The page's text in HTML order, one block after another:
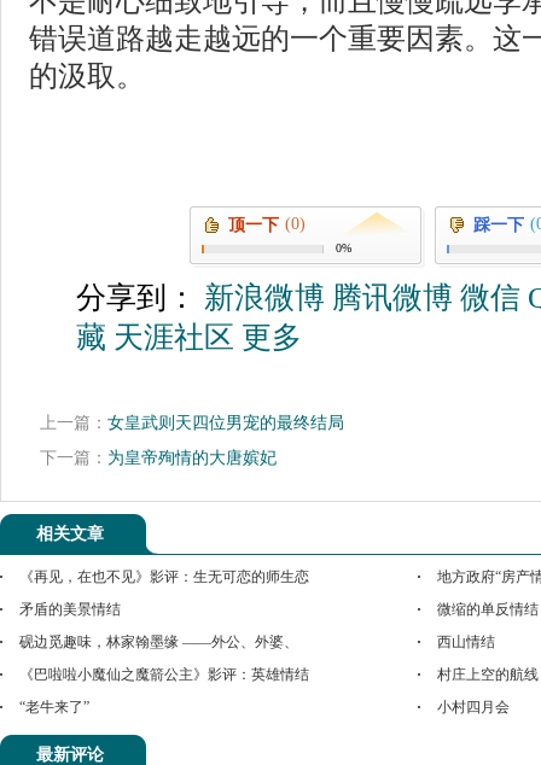
错误道路越走越远的一个重要因素。这
的汲取。
顶一下 (0)
0%
踩一下
分享到： 新浪微博 腾讯微博 微信
藏 天涯社区 更多
上一篇： 女皇武则天四位男宠的最终结局
下一篇： 为皇帝殉情的大唐嫔妃
相关文章
《再见，在也不见》影评：生无可恋的师生恋
地方政府“房产
矛盾的美景情结
微缩的单反情结
砚边觅趣味，林家翰墨缘 ——外公、外婆、
西山情结
《巴啦啦小魔仙之魔箭公主》影评：英雄情结
村庄上空的航线
“老牛来了”
小村四月会
最新评论